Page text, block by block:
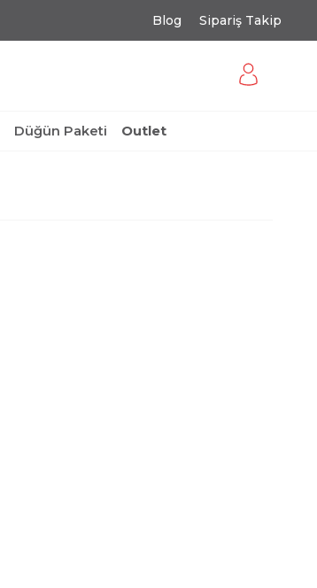
Blog Sipariş Takip
Düğün Paketi Outlet